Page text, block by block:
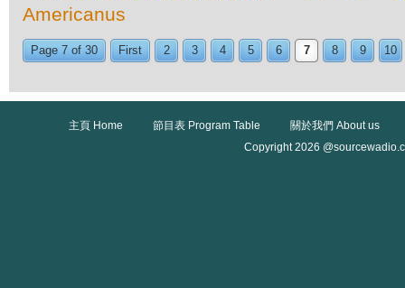
Americanus
Page 7 of 30 First 2 3 4 5 6 7 8 9 10
主頁 Home 節目表 Program Table
關於我們 About us
Copyright 2026